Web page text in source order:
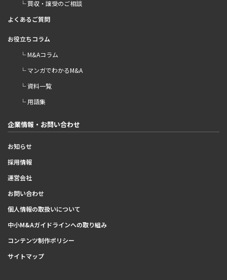
└ 買収・譲受のご相談
よくあるご質問
お役立ちコラム
└ M&Aコラム
└ マンガでわかるM&A
└ 資料一覧
└ 用語集
企業情報・お問い合わせ
お知らせ
採用情報
運営会社
お問い合わせ
個人情報の取扱いについて
中小M&Aガイドラインへの取り組み
コンテンツ制作ポリシー
サイトマップ